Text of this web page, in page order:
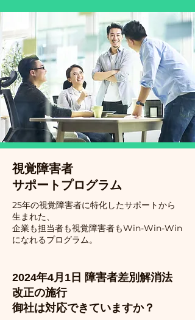
視覚障害者
サポートプログラム
25年の視覚障害者に特化したサポートから
生まれた、
企業も担当者も視覚障害者もWin-Win-Win
になれるプログラム。
2024年4月1日 障害者差別解消法
改正の施行
御社は対応できていますか？